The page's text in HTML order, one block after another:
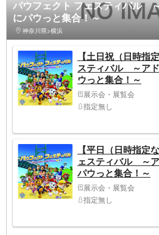
パウフェクト フェスティバル
にパウっと集合！～
神奈川県>横浜
【土日祝（日時指
スティバル ～ア
ウっと集合！～
展示会・展覧会
指定無し
【平日（日時指定
ェスティバル ～
パウっと集合！～
展示会・展覧会
指定無し